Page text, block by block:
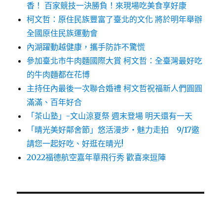
香！ 百家競技一決勝負！來現場吃美食享好康
柯文哲：原住民族豐富了臺北的文化 將於明年舉辦
全國原住民族運動會
內湖躍動越健康，攜手防詐不驚慌
參加臺北市牛肉麵國際大賞 柯文哲：全臺灣最好吃
的牛肉麵都在花博
主持任內最後一次聯合婚禮 柯文哲祝福新人們圓圓
滿滿、百年好合
「茶山塾」-文山涼夏祭 週末登場 明天還有一天
「晴光美好鄰舍節」悠活漫步‧魅力走拍 9/17邀
請您一起好吃、好逛在晴光!
2022福德航空嘉年華飛行秀 歡喜來逗陣